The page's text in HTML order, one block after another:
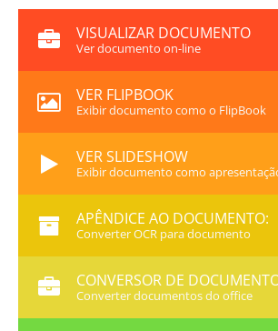
VISUALIZAR DOCUMENTO
Ver documento on-line
VER FLIPBOOK
Exibir documento como o FlipBook
VER SLIDESHOW
Exibir documento como
APÊNDICE AO DOCUMENTO:
Converter OCR para documento
CONVERSOR DE
Converter documentos do office